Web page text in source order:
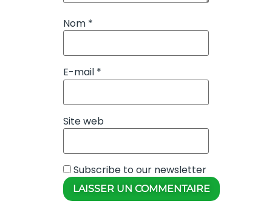
Nom *
E-mail *
Site web
Subscribe to our newsletter